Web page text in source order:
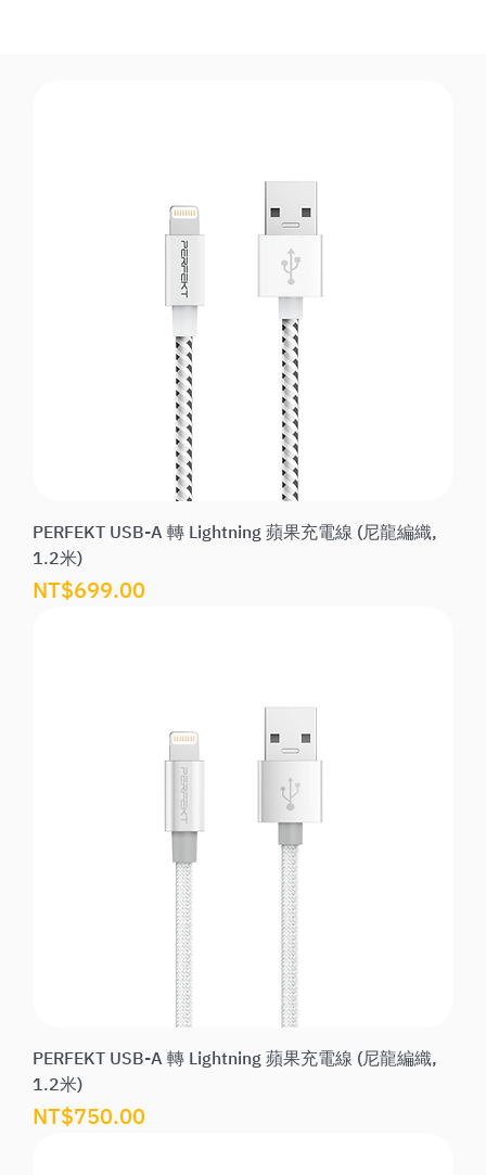
PERFEKT USB-A 轉 Lightning 蘋果充電線 (尼龍編織,
1.2米)
價格
NT$699.00
PERFEKT USB-A 轉 Lightning 蘋果充電線 (尼龍編織,
1.2米)
價格
NT$750.00